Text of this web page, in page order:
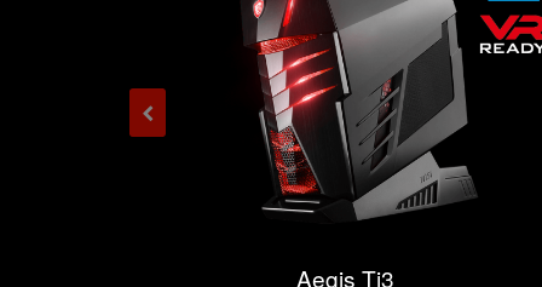
Aegis Ti3